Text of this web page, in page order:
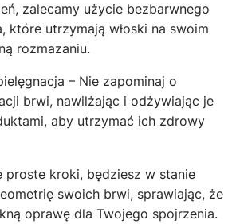
zalecamy użycie bezbarwnego
które utrzymają włoski na swoim
rozmazaniu.
– Nie zapominaj o
brwi, nawilżając i odżywiając je
aby utrzymać ich zdrowy
proste kroki, będziesz w stanie
swoich brwi, sprawiając, że
oprawę dla Twojego spojrzenia.